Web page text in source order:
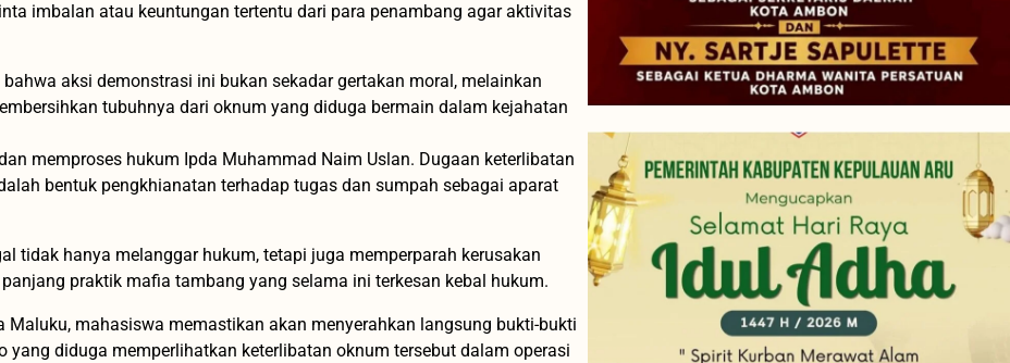
imbalan atau keuntungan tertentu dari para penambang agar aktivitas
aksi demonstrasi ini bukan sekadar gertakan moral, melainkan
tubuhnya dari oknum yang diduga bermain dalam kejahatan
memproses hukum Ipda Muhammad Naim Uslan. Dugaan keterlibatan
bentuk pengkhianatan terhadap tugas dan sumpah sebagai aparat
tidak hanya melanggar hukum, tetapi juga memperparah kerusakan
praktik mafia tambang yang selama ini terkesan kebal hukum.
mahasiswa memastikan akan menyerahkan langsung bukti-bukti
diduga memperlihatkan keterlibatan oknum tersebut dalam operasi